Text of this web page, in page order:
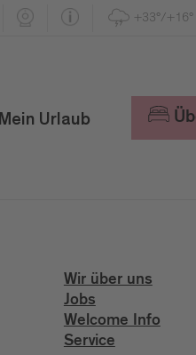
+33°/+16°
Mein Urlaub
Wir über uns
Jobs
Welcome Info
Service